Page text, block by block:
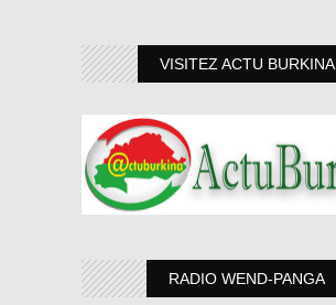
VISITEZ ACTU BURKINA
RADIO WEND-PANGA